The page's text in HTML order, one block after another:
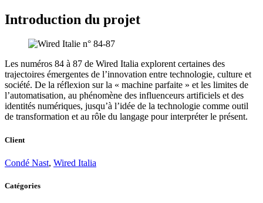
Introduction du projet
Les numéros 84 à 87 de Wired Italia explorent certaines des
trajectoires émergentes de l’innovation entre technologie, culture et
société. De la réflexion sur la « machine parfaite » et les limites de
l’automatisation, au phénomène des influenceurs artificiels et des
identités numériques, jusqu’à l’idée de la technologie comme outil
de transformation et au rôle du langage pour interpréter le présent.
Client
Condé Nast, Wired Italia
Catégories